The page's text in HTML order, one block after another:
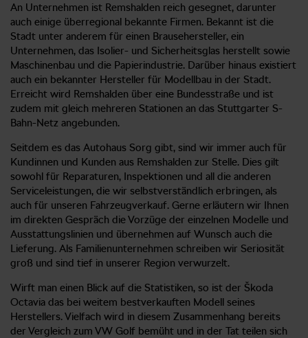
An Unternehmen ist Remshalden reich gesegnet, darunter
auch einige überregional bekannte Firmen. Bekannt ist die
Stadt unter anderem für einen Brausehersteller, ein
Unternehmen, das Isolier- und Sicherheitsglas herstellt sowie
Maschinenbau und die Papierindustrie. Darüber hinaus existiert
auch ein bekannter Hersteller für Modellbau in der Stadt.
Erreicht wird Remshalden über eine Bundesstraße und ist
zudem mit gleich mehreren Stationen an das Stuttgarter S-
Bahn-Netz angebunden.
Seitdem es das Autohaus Sorg gibt, sind wir immer auch für
Kundinnen und Kunden aus Remshalden zur Stelle. Dies gilt
sowohl für Reparaturen, Inspektionen und all die anderen
Serviceleistungen, die wir selbstverständlich erbringen, als
auch für unseren Fahrzeugverkauf. Gerne erläutern wir Ihnen
im direkten Gespräch die Vorzüge der einzelnen Modelle und
Ausstattungslinien und übernehmen auf Wunsch auch die
Lieferung. Als Familienunternehmen schreiben wir Seriosität
groß und sind tief in unserer Region verwurzelt.
Wirft man einen Blick auf die Statistiken, so ist der Škoda
Octavia das bei weitem bestverkauften Modell seines
Herstellers. Vielfach wird in diesem Zusammenhang bereits
der Vergleich zum VW Golf bemüht und in der Tat teilen sich